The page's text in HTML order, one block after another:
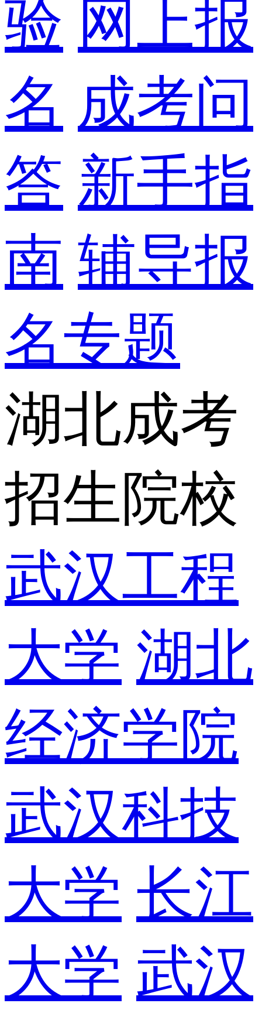
验 网上报
名 成考问
答 新手指
南 辅导报
名专题
湖北成考
招生院校
武汉工程
大学 湖北
经济学院
武汉科技
大学 长江
大学 武汉